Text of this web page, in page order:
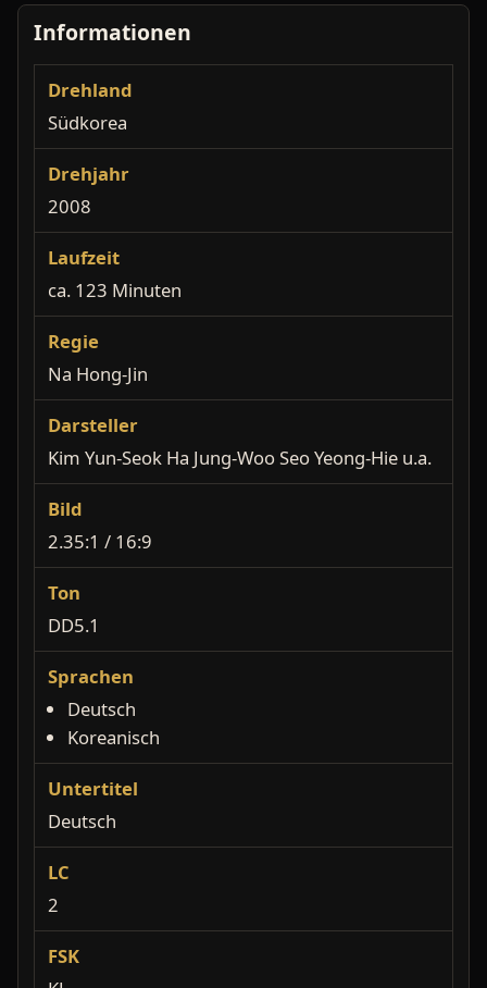
Informationen
Drehland
Südkorea
Drehjahr
2008
Laufzeit
ca. 123 Minuten
Regie
Na Hong-Jin
Darsteller
Kim Yun-Seok Ha Jung-Woo Seo Yeong-Hie u.a.
Bild
2.35:1 / 16:9
Ton
DD5.1
Sprachen
Deutsch
Koreanisch
Untertitel
Deutsch
LC
2
FSK